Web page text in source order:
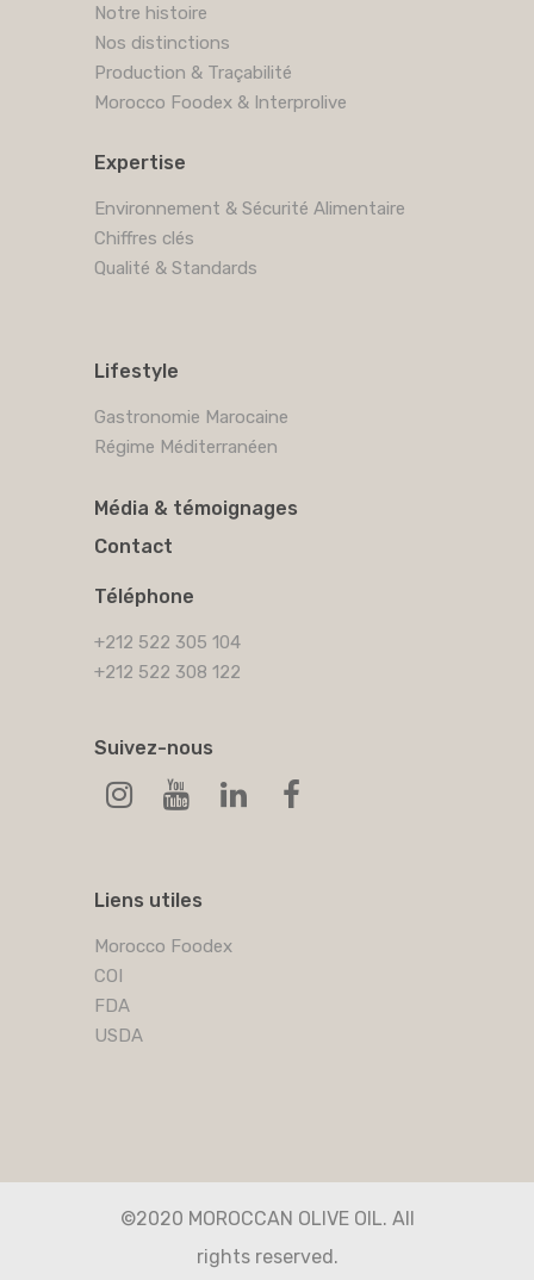
Notre histoire
Nos distinctions
Production & Traçabilité
Morocco Foodex & Interprolive
Expertise
Environnement & Sécurité Alimentaire
Chiffres clés
Qualité & Standards
Lifestyle
Gastronomie Marocaine
Régime Méditerranéen
Média & témoignages
Contact
Téléphone
+212 522 305 104
+212 522 308 122
Suivez-nous
Liens utiles
Morocco Foodex
COI
FDA
USDA
©2020 MOROCCAN OLIVE OIL. All
rights reserved.